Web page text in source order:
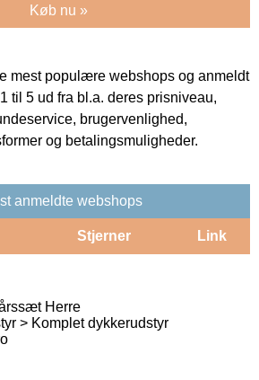
Køb nu »
mest populære webshops og anmeldt
til 5 ud fra bl.a. deres prisniveau,
brugervenlighed,
og betalingsmuligheder.
anmeldte webshops
Stjerner Link
Herre
> Komplet dykkerudstyr